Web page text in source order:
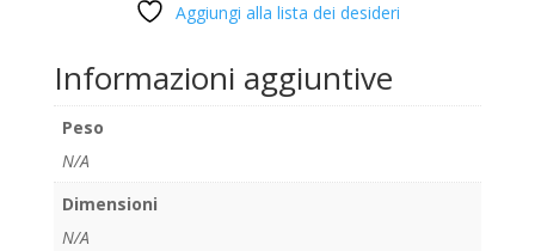
Aggiungi alla lista dei desideri
Informazioni aggiuntive
Peso
N/A
Dimensioni
N/A